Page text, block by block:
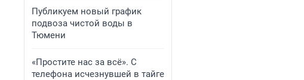
Публикуем новый график
подвоза чистой воды в
Тюмени
«Простите нас за всё». С
телефона исчезнувшей в тайге